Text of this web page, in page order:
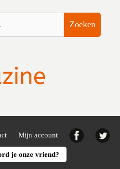
Zoeken
Mijn account Facebook
je onze vriend?